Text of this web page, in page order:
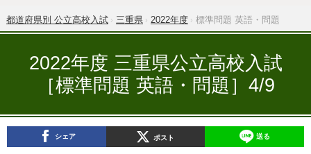
共通テスト 夏休み 8月開催学校説明会・相談会
自由研究教材（小学生向け） 自由研究教材（中学生向け）
ランキング
都道府県別 公立高校入試 三重県 2022年度 標準問題 英語・問題
2022年度 三重県公立高校入試
［標準問題 英語・問題］4/9
シェア ポスト 送る